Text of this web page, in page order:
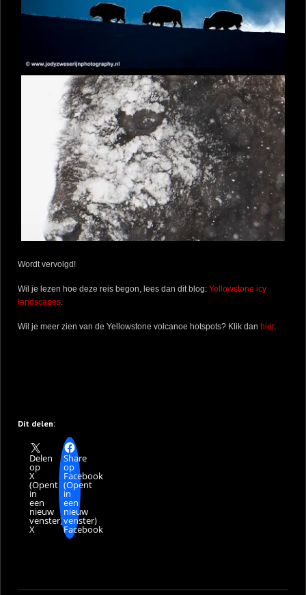
Wordt vervolgd!
Wil je lezen hoe deze reis begon, lees dan dit blog: Yellowstone icy
landscapes
Wil je meer zien van de Yellowstone volcanoe hotspots? Klik dan hier.
Dit delen:
Delen
op
X
(Opent
in
een
nieuw
venster)
X
Share
op
Facebook
(Opent
in
een
nieuw
venster)
Facebook